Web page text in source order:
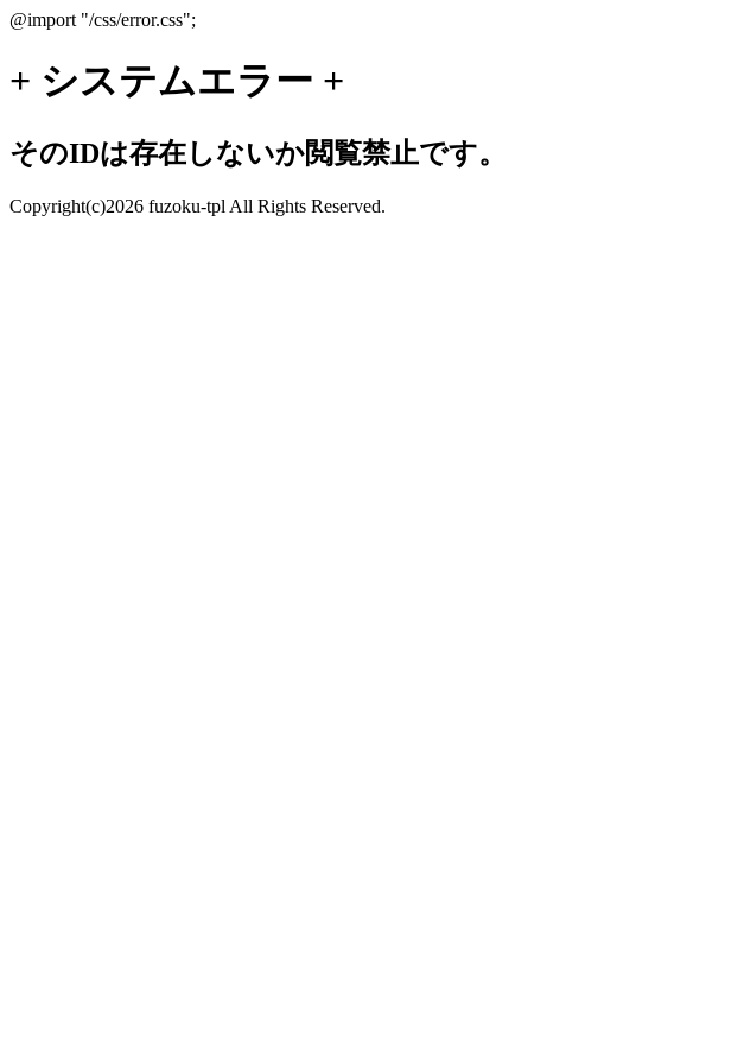
@import "/css/error.css";
+ システムエラー +
そのIDは存在しないか閲覧禁止です。
Copyright(c)2026 fuzoku-tpl All Rights Reserved.